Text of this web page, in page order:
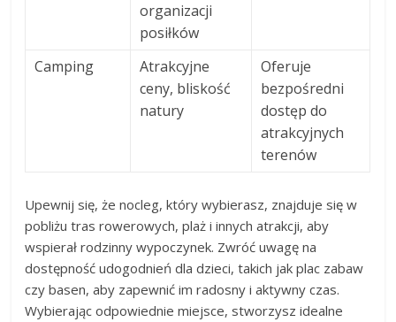
organizacji
posiłków
Camping
Atrakcyjne
ceny, bliskość
natury
Oferuje
bezpośredni
dostęp do
atrakcyjnych
terenów
Upewnij się, że nocleg, który wybierasz, znajduje się w
pobliżu tras rowerowych, plaż i innych atrakcji, aby
wspierał rodzinny wypoczynek. Zwróć uwagę na
dostępność udogodnień dla dzieci, takich jak plac zabaw
czy basen, aby zapewnić im radosny i aktywny czas.
Wybierając odpowiednie miejsce, stworzysz idealne